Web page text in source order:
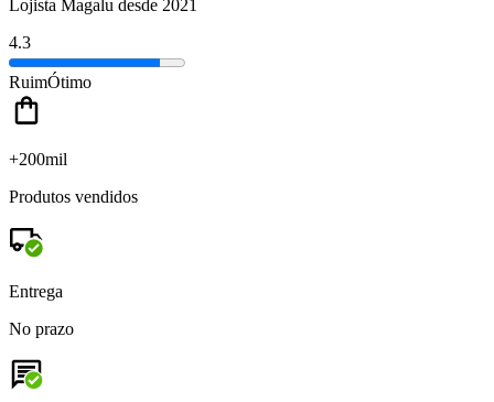
Lojista Magalu desde 2021
4.3
RuimÓtimo
+200mil
Produtos vendidos
Entrega
No prazo